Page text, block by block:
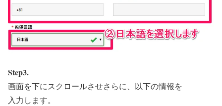
Step3.
画面を下にスクロールさせさらに、以下の情報を
入力します。